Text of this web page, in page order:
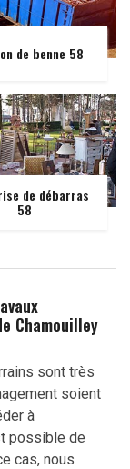
de benne 58
de débarras
58
Chamouilley
sont très
soient
à
possible de
cas, nous